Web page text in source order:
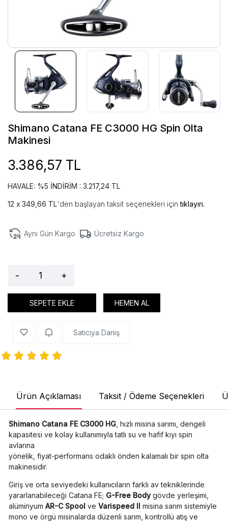
Shimano Catana FE C3000 HG Spin Olta
Makinesi
3.386,57 TL
HAVALE: %5 İNDİRİM : 3.217,24 TL
349,66 TL'den başlayan taksit seçenekleri içintıklayın.
Aynı Gün Kargo Ücretsiz Kargo
- +
SEPETE EKLE HEMEN AL
Satıcıya Danış
Ürün Açıklaması Taksit / Ödeme Seçenekleri
Shimano Catana FE C3000 HG, hızlı misina sarımı, dengeli
kapasitesi ve kolay kullanımıyla tatlı su ve hafif kıyı spin
avlarına
yönelik, fiyat-performans odaklı önden kalamalı bir spin olta
makinesidir.
Giriş ve orta seviyedeki kullanıcıların farklı av tekniklerinde
yararlanabileceği Catana FE; G-Free Bodygövde yerleşimi,
alüminyum AR-C Spool ve Varispeed II misina sarım sistemiyle
mono ve örgü misinalarda düzenli sarım, kontrollü atış ve